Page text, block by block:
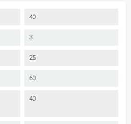
40
3
25
60
40